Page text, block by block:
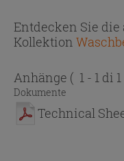
Entdecken Sie
Kollektion
Anhänge ( 1 - 1 di
Dokumente
Technical